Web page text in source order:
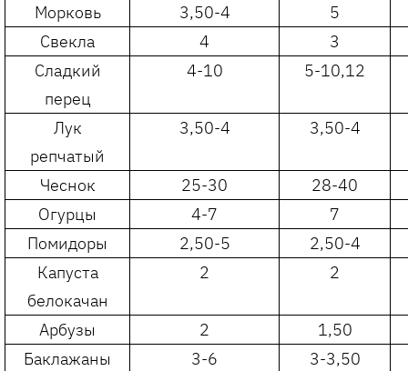
Морковь
3,50-4
5
Свекла
4
3
Сладкий
перец
4-10 5-10,12
Лук
репчатый
3,50-4 3,50-4
Чеснок 25-30
28-40
Огурцы
4-7
7
Помидоры
2,50-5
2,50-4
Капуста
белокачан
2 2
Арбузы 2
1,50
Баклажаны
3-6
3-3,50